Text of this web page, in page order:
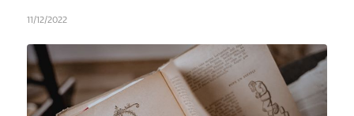
11/12/2022